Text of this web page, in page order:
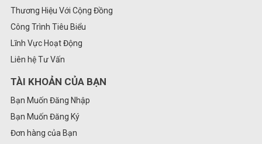
Thương Hiệu Với Cộng Đồng
Công Trình Tiêu Biểu
Lĩnh Vực Hoạt Động
Liên hệ Tư Vấn
TÀI KHOẢN CỦA BẠN
Bạn Muốn Đăng Nhập
Bạn Muốn Đăng Ký
Đơn hàng của Bạn